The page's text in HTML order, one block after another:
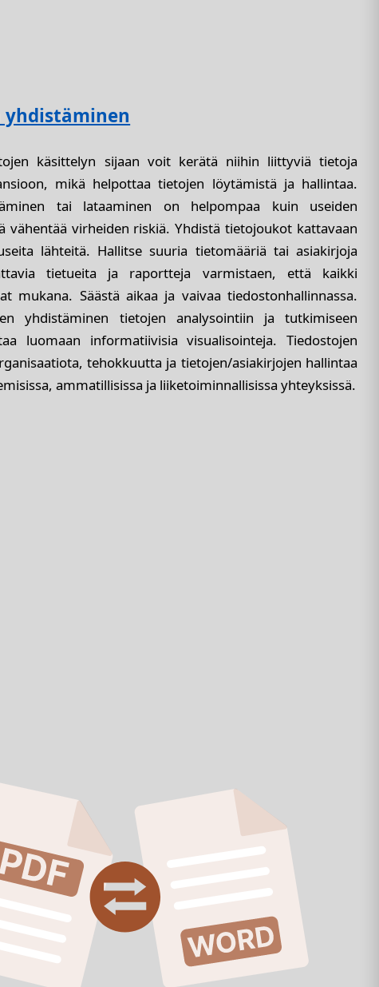
yhdistäminen
käsittelyn sijaan voit kerätä niihin liittyviä tietoja
mikä helpottaa tietojen löytämistä ja hallintaa.
tai lataaminen on helpompaa kuin useiden
vähentää virheiden riskiä. Yhdistä tietojoukot kattavaan
lähteitä. Hallitse suuria tietomääriä tai asiakirjoja
tietueita ja raportteja varmistaen, että kaikki
mukana. Säästä aikaa ja vaivaa tiedostonhallinnassa.
yhdistäminen tietojen analysointiin ja tutkimiseen
luomaan informatiivisia visualisointeja. Tiedostojen
tehokkuutta ja tietojen/asiakirjojen hallintaa
ammatillisissa ja liiketoiminnallisissa yhteyksissä.